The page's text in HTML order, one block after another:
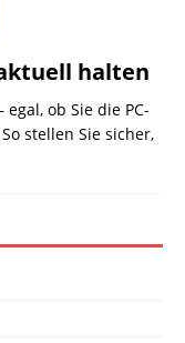
halten
ob Sie die PC-
stellen Sie sicher,